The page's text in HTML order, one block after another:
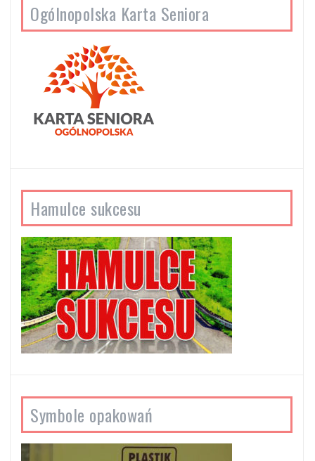
Ogólnopolska Karta Seniora
Hamulce sukcesu
Symbole opakowań